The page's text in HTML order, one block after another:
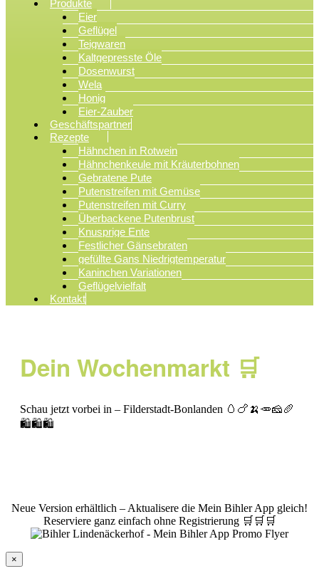
Produkte
Eier
Geflügel
Teigwaren
Kaltgepresste Öle
Dosenwurst
Wela
Honig
Eier-Zauber
Geschäftspartner
Rezepte
Hähnchen in Rotwein
Hähnchenkeule mit Kräuterbohnen
Gebratene Pute
Putenstreifen mit Gemüse
Putenstreifen mit Curry
Überbackene Putenbrust
Knusprige Ente
Festlicher Gänsebraten
gefüllte Gans Niedrigtemperatur
Kaninchen Variationen
Geflügelvielfalt
Kontakt
Dein Wochenmarkt 🛒
Schau jetzt vorbei in – Filderstadt-Bonlanden 🥚🍗🍌🥕🧀🥖
🛍️🛍️🛍️
Neue Version erhältlich – Aktualisere die Mein Bihler App gleich!
Reserviere ganz einfach ohne Registrierung 🛒🛒🛒
×